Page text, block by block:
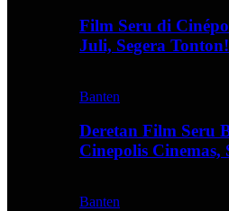
Film Seru di
Juli, Segera Tonton!
Banten
Deretan Film Seru
Cinepolis Cinemas,
Banten